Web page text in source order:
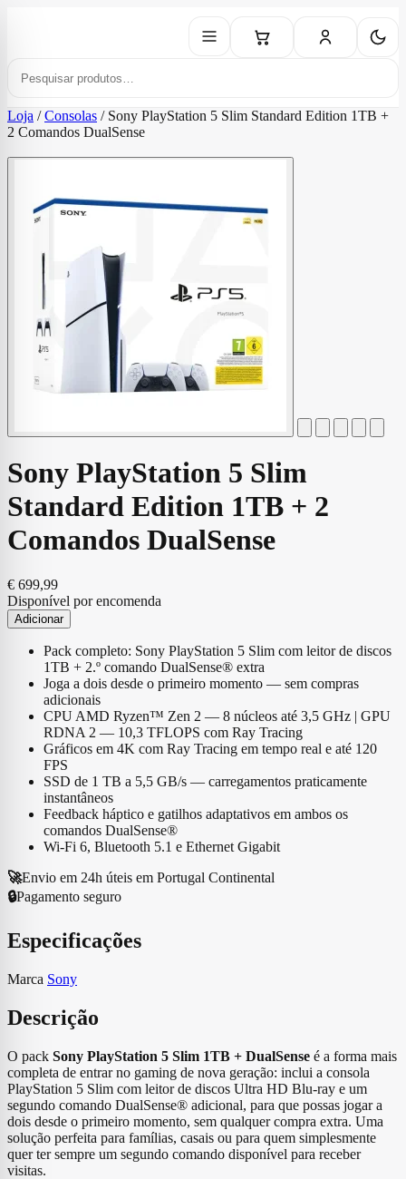
Loja / Consolas / Sony PlayStation 5 Slim Standard Edition 1TB +
2 Comandos DualSense
Sony PlayStation 5 Slim
Standard Edition 1TB + 2
Comandos DualSense
€ 699,99
Disponível por encomenda
Quantidade
de
Sony
PlayStation
Standard
Edition
1TB
Comandos
DualSense
Adicionar
Pack completo: Sony PlayStation 5 Slim com leitor de discos
1TB + 2.º comando DualSense® extra
Joga a dois desde o primeiro momento — sem compras
adicionais
CPU AMD Ryzen™ Zen 2 — 8 núcleos até 3,5 GHz | GPU
RDNA 2 — 10,3 TFLOPS com Ray Tracing
Gráficos em 4K com Ray Tracing em tempo real e até 120
FPS
SSD de 1 TB a 5,5 GB/s — carregamentos praticamente
instantâneos
Feedback háptico e gatilhos adaptativos em ambos os
comandos DualSense®
Wi-Fi 6, Bluetooth 5.1 e Ethernet Gigabit
🚀Envio em 24h úteis em Portugal Continental
🔒Pagamento seguro
Especificações
Marca Sony
Descrição
O pack Sony PlayStation 5 Slim 1TB + DualSense é a forma mais
completa de entrar no gaming de nova geração: inclui a consola
PlayStation 5 Slim com leitor de discos Ultra HD Blu-ray e um
segundo comando DualSense® adicional, para que possas jogar a
dois desde o primeiro momento, sem qualquer compra extra. Uma
solução perfeita para famílias, casais ou para quem simplesmente
quer ter sempre um segundo comando disponível para receber
visitas.